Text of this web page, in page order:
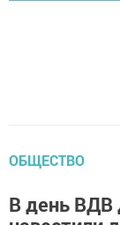
ОБЩЕСТВО
В день ВДВ